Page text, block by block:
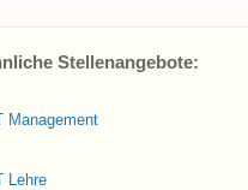
Stellenangebote:
Management
Lehre